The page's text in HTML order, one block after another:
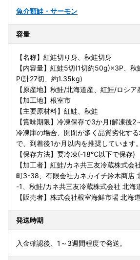
魚介類鮭・サーモン
容量
【名称】紅鮭切り身、秋鮭切身
【内容量】紅鮭5切(1切約50g)×3P、
P(計27切、約1.35kg)
【原産地】秋鮭/北海道産、紅鮭/ロシア
【加工地】根室市
【主要原材料】紅鮭、秋鮭
【賞味期限】冷凍保存で3か月(解凍後
冷凍庫の場合、開閉が多く品質劣化す
で、到着後1か月以内を推奨しています。
【保存方法】要冷凍(-18℃以下で保存)
【加工者】紅鮭/カネ共三友冷蔵株式会
町3-38、有限会社カネカイチ鈴木商店
-1、秋鮭/カネ共三友冷蔵株式会社 北海
【販売者】株式会社根室海鮮市場 北海
発送時期
入金確認後、1～3週間程度で発送。